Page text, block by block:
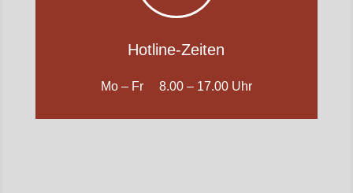
Hotline-Zeiten
Mo – Fr 8.00 – 17.00 Uhr